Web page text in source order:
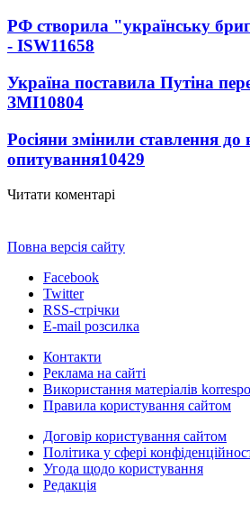
РФ створила "українську
- ISW11658
Україна поставила Путіна
ЗМІ10804
Росіяни змінили ставлення до
опитування10429
Читати коментарі
Повна версія сайту
Facebook
Twitter
RSS-стрічки
E-mail розсилка
Контакти
Реклама на сайті
Використання матеріалів
Правила користування сайтом
Договір користування сайтом
Політика у сфері
Угода щодо користування
Редакція